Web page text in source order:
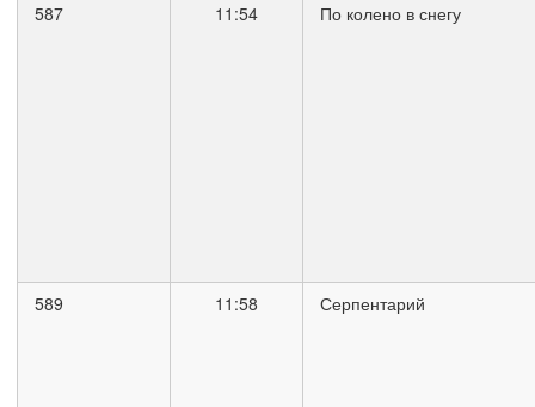
587 11:54 По колено в снегу
589 11:58 Серпентарий